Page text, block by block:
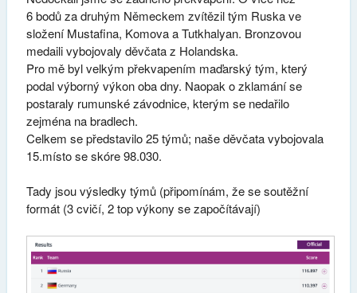
6 bodů za druhým Německem zvítězil tým Ruska ve
složení Mustafina, Komova a Tutkhalyan. Bronzovou
medaili vybojovaly děvčata z Holandska.
Pro mě byl velkým překvapením maďarský tým, který
podal výborný výkon oba dny. Naopak o zklamání se
postaraly rumunské závodnice, kterým se nedařilo
zejména na bradlech.
Celkem se představilo 25 týmů; naše děvčata vybojovala
15.místo se skóre 98.030.
Tady jsou výsledky týmů (připomínám, že se soutěžní
formát (3 cvičí, 2 top výkony se započítávají)